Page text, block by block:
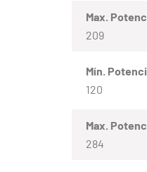
Max.
209
Mín.
120
Max.
284